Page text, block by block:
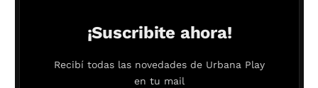
¡Suscribite ahora!
Recibí todas las novedades de Urbana Play
en tu mail